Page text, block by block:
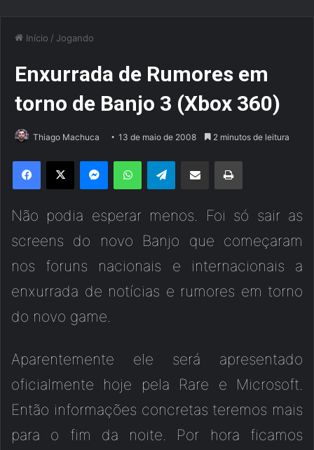
Início / Jogando
Enxurrada de Rumores em
torno de Banjo 3 (Xbox 360)
Thiago Machuca 13 de maio de 2008 2 minutos de leitura
Não podia esperar menos. Foi só sair as
screens do novo Banjo que começaram
nos foruns nacionais e internacionais a
enxurrada de notícias e rumores em torno
do novo game.
Aparentemente ele será apresentado
oficialmente hoje pela Rare e Microsoft.
Então informações concretas teremos mais
para o fim da noite. Por hora ficamos